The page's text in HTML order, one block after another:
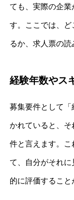
ても、実際の企
す。ここでは、
るか、求人票の読
経験年数やス
募集要件として
かれていると、
件と言えます。こ
て、自分がそれ
的に評価すること